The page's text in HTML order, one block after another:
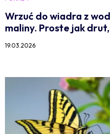
Wrzuć do wiadra z
maliny. Proste jak
19.03.2026